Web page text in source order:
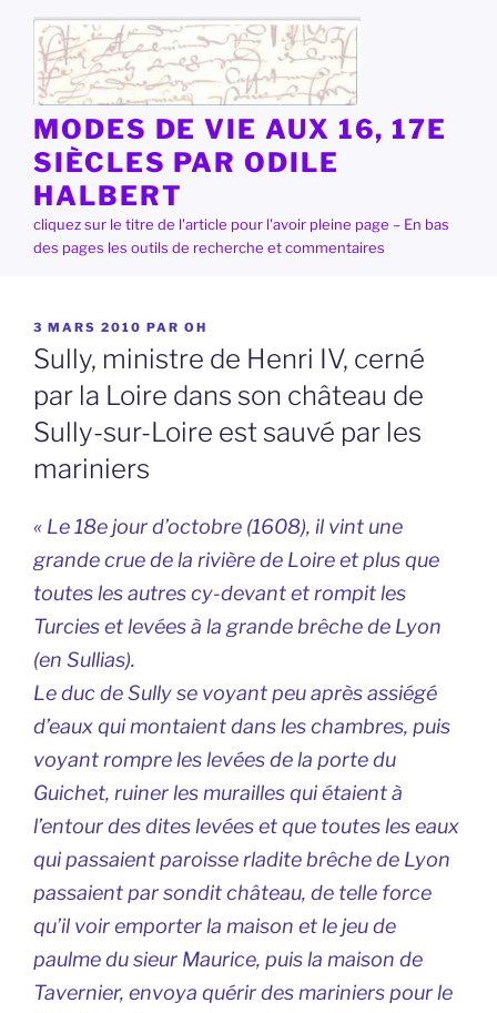
contenu
principal
MODES DE VIE AUX 16, 17E
SIÈCLES PAR ODILE
HALBERT
cliquez sur le titre de l'article pour l'avoir pleine page – En bas
des pages les outils de recherche et commentaires
PUBLIÉ
LE
3 MARS 2010 PAR OH
Sully, ministre de Henri IV, cerné
par la Loire dans son château de
Sully-sur-Loire est sauvé par les
mariniers
« Le 18e jour d’octobre (1608), il vint une
grande crue de la rivière de Loire et plus que
toutes les autres cy-devant et rompit les
Turcies et levées à la grande brêche de Lyon
(en Sullias).
Le duc de Sully se voyant peu après assiégé
d’eaux qui montaient dans les chambres, puis
voyant rompre les levées de la porte du
Guichet, ruiner les murailles qui étaient à
l’entour des dites levées et que toutes les eaux
qui passaient paroisse rladite brêche de Lyon
passaient par sondit château, de telle force
qu’il voir emporter la maison et le jeu de
paulme du sieur Maurice, puis la maison de
Tavernier, envoya quérir des mariniers pour le